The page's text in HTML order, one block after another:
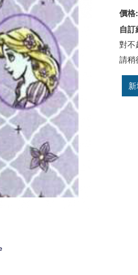
價格:
自
對不
請稍